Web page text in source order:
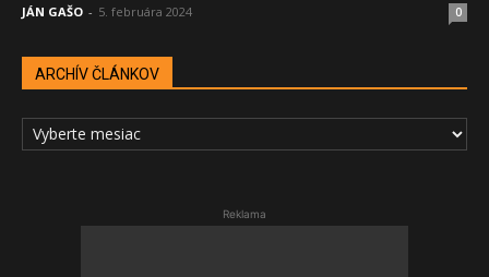
JÁN GAŠO - 5. februára 2024 0
ARCHÍV ČLÁNKOV
ARCHÍV
ČLÁNKOV
Reklama